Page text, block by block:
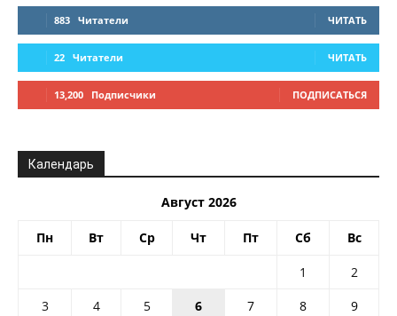
883 Читатели ЧИТАТЬ
22 Читатели ЧИТАТЬ
13,200 Подписчики ПОДПИСАТЬСЯ
Календарь
Август 2026
Пн Вт Ср Чт Пт Сб Вс
1
2
3
4 5 6 7 8
9